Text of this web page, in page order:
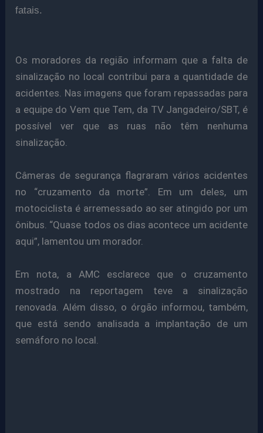
fatais.
Os moradores da região informam que a falta de
sinalização no local contribui para a quantidade de
acidentes. Nas imagens que foram repassadas para
a equipe do Vem que Tem, da TV Jangadeiro/SBT, é
possível ver que as ruas não têm nenhuma
sinalização.
Câmeras de segurança flagraram vários acidentes
no “cruzamento da morte”. Em um deles, um
motociclista é arremessado ao ser atingido por um
ônibus. “Quase todos os dias acontece um acidente
aqui”, lamentou um morador.
Em nota, a AMC esclarece que o cruzamento
mostrado na reportagem teve a sinalização
renovada. Além disso, o órgão informou, também,
que está sendo analisada a implantação de um
semáforo no local.